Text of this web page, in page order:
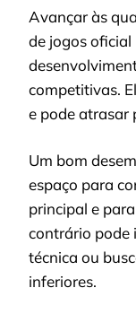
Avançar às
de jogos oficial
competitivas.
e pode atrasar
Um bom
espaço para
principal e
contrário pode
técnica ou
inferiores.